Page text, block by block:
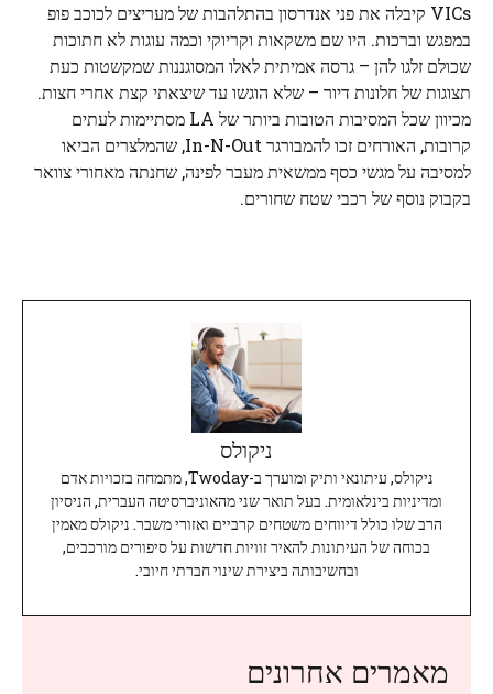
VICs קיבלה את פני אנדרסון בהתלהבות של מעריצים לכוכב פופ
במפגש וברכות. היו שם משקאות וקריוקי וכמה עוגות לא חתוכות
שכולם זלגו להן – גרסה אמיתית לאלו המסוגננות שמקשטות כעת
תצוגות של חלונות דיור – שלא הוגשו עד שיצאתי קצת אחרי חצות.
מכיוון שכל המסיבות הטובות ביותר של LA מסתיימות לעתים
קרובות, האורחים זכו להמבורגר In-N-Out, שהמלצרים הביאו
למסיבה על מגשי כסף ממשאית מעבר לפינה, שחנתה מאחורי צוואר
בקבוק נוסף של רכבי שטח שחורים.
ניקולס
ניקולס, עיתונאי ותיק ומוערך ב-Twoday, מתמחה בזכויות אדם
ומדיניות בינלאומית. בעל תואר שני מהאוניברסיטה העברית, הניסיון
הרב שלו כולל דיווחים משטחים קרביים ואזורי משבר. ניקולס מאמין
בכוחה של העיתונות להאיר זוויות חדשות על סיפורים מורכבים,
ובחשיבותה ביצירת שינוי חברתי חיובי.
מאמרים אחרונים